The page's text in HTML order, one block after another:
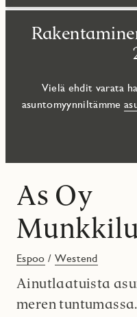
Vielä ehdit varata
asuntomyynniltämme
As Oy
Espoo / Westend
Ainutlaatuista
meren